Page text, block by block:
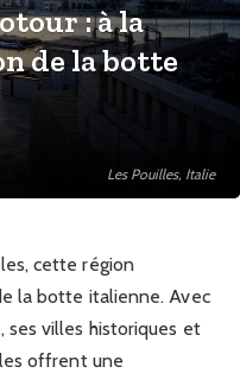
Les Pouilles, Italie
: à la
de la botte
cette région
la botte italienne. Avec
ses villes historiques et
offrent une